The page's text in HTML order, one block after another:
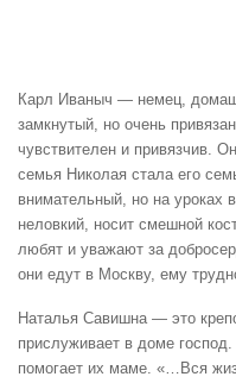
Карл Иваныч — немец,
замкнутый, но очень
чувствителен и привязчив.
семья Николая стала его
внимательный, но на уроках
неловкий, носит смешной
любят и уважают за
они едут в Москву, ему
Наталья Савишна — это
прислуживает в доме
помогает их маме. «…Вся